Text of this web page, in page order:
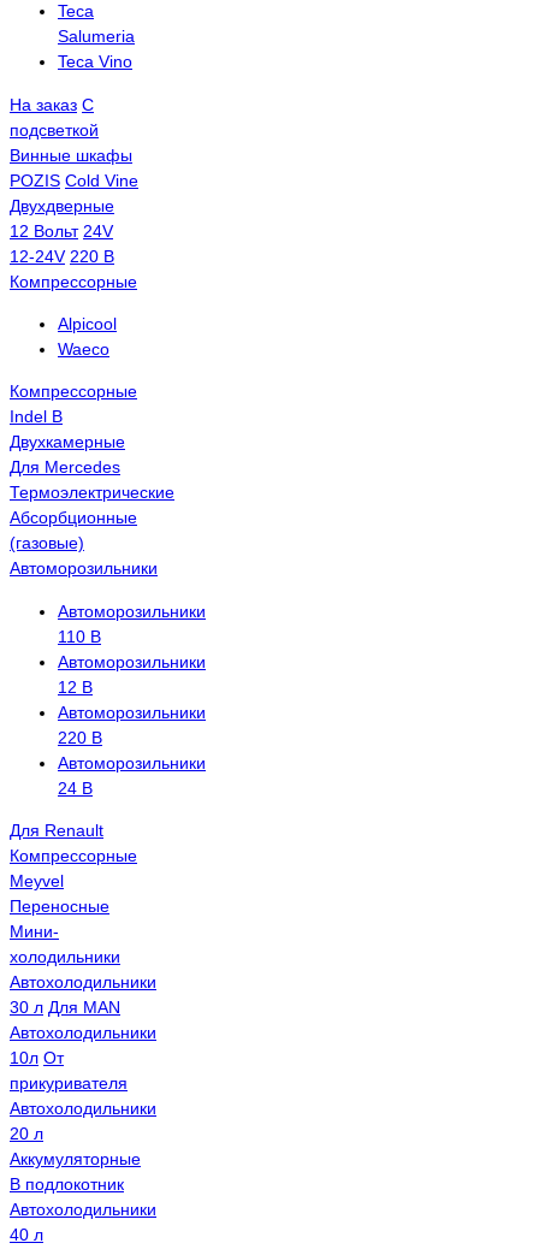
Teca
Salumeria
Teca Vino
На заказ С
подсветкой
Винные шкафы
POZIS Сold Vine
Двухдверные
12 Вольт 24V
12-24V 220 В
Компрессорные
Alpicool
Waeco
Компрессорные
Indel B
Двухкамерные
Для Mercedes
Термоэлектрические
Абсорбционные
(газовые)
Автоморозильники
Автоморозильники
110 В
Автоморозильники
12 В
Автоморозильники
220 В
Автоморозильники
24 В
Для Renault
Компрессорные
Meyvel
Переносные
Мини-
холодильники
Автохолодильники
30 л Для MAN
Автохолодильники
10л От
прикуривателя
Автохолодильники
20 л
Аккумуляторные
В подлокотник
Автохолодильники
40 л